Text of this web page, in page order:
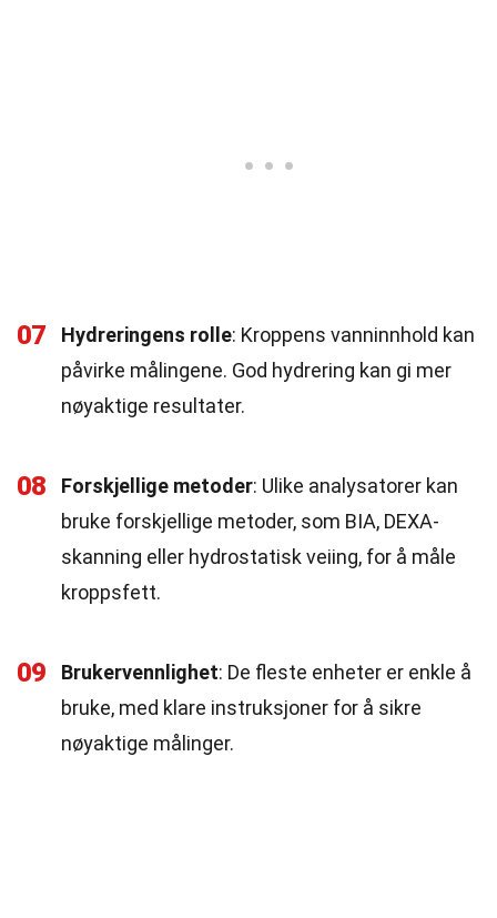
07 Hydreringens rolle: Kroppens vanninnhold kan
påvirke målingene. God hydrering kan gi mer
nøyaktige resultater.
08 Forskjellige metoder: Ulike analysatorer kan
bruke forskjellige metoder, som BIA, DEXA-
skanning eller hydrostatisk veiing, for å måle
kroppsfett.
09 Brukervennlighet: De fleste enheter er enkle å
bruke, med klare instruksjoner for å sikre
nøyaktige målinger.